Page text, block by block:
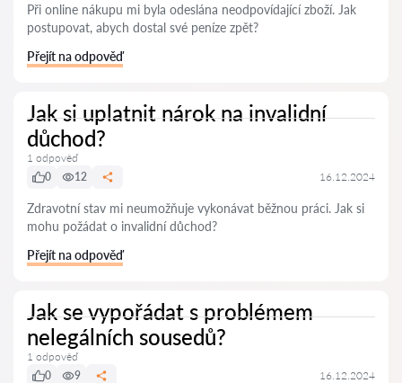
Při online nákupu mi byla odeslána neodpovídající zboží. Jak
postupovat, abych dostal své peníze zpět?
Přejít na odpověď
Jak si uplatnit nárok na invalidní
důchod?
1 odpověď
0
12 16.12.2024
Zdravotní stav mi neumožňuje vykonávat běžnou práci. Jak si
mohu požádat o invalidní důchod?
Přejít na odpověď
Jak se vypořádat s problémem
nelegálních sousedů?
1 odpověď
0
9 16.12.2024